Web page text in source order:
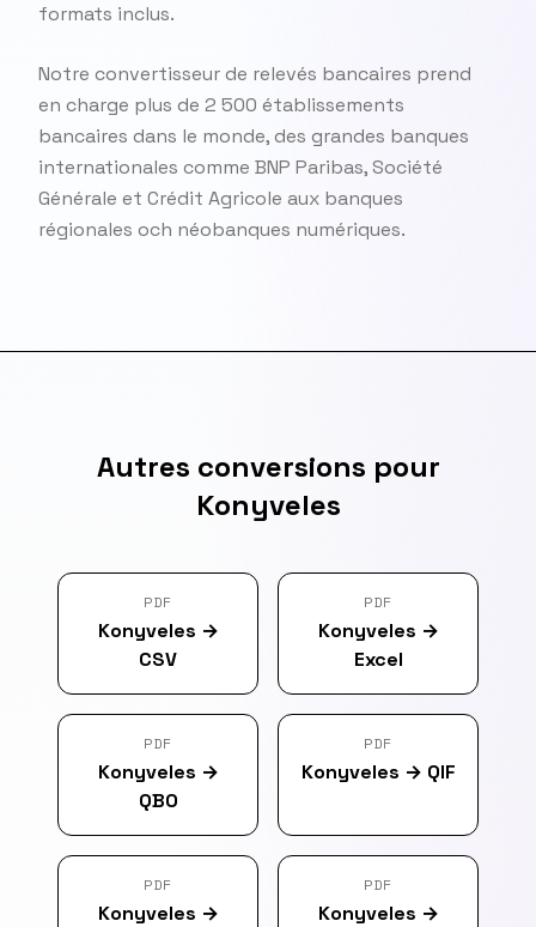
formats inclus.
Notre convertisseur de relevés bancaires prend
en charge plus de 2 500 établissements
bancaires dans le monde, des grandes banques
internationales comme BNP Paribas, Société
Générale et Crédit Agricole aux banques
régionales och néobanques numériques.
Autres conversions pour
Konyveles
PDF
Konyveles →
CSV
PDF
Konyveles →
Excel
PDF
Konyveles →
QBO
PDF
Konyveles → QIF
PDF
Konyveles →
PDF
Konyveles →